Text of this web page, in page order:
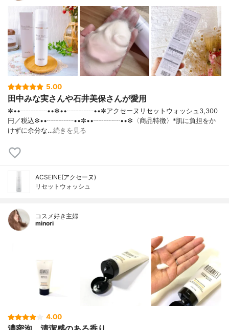
5.00
田中みな実さんや石井美保さんが愛用
✼••┈┈┈┈••✼••┈┈┈┈••✼アクセーヌリセットウォッシュ3,300
円／税込✼••┈┈┈┈••✼••┈┈┈┈••✼〈商品特徴〉*肌に負担をか
けずに余分な…続きを見る
ACSEINE(アクセーヌ)
リセットウォッシュ
コスメ好き主婦
minori
4.00